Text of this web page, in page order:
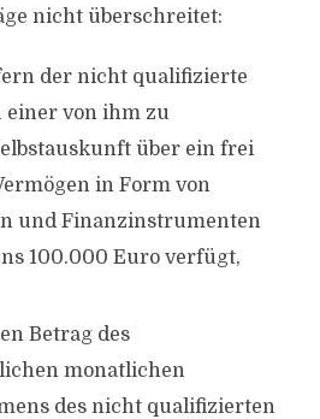
nicht überschreitet:
der nicht qualifizierte
einer von ihm zu
über ein frei
in Form von
und Finanzinstrumenten
100.000 Euro verfügt,
Betrag des
monatlichen
des nicht qualifizierten